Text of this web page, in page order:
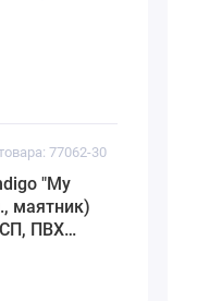
77062-30
"My
маятник)
ПВХ